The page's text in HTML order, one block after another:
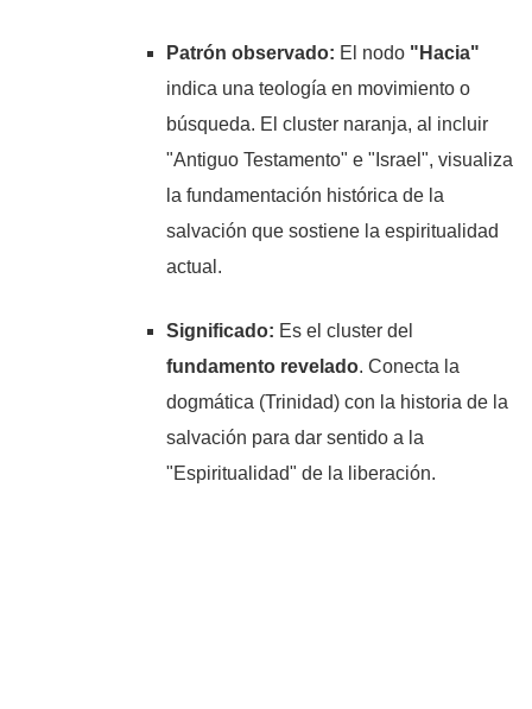
Patrón observado: El nodo "Hacia"
indica una teología en movimiento o
búsqueda. El cluster naranja, al incluir
"Antiguo Testamento" e "Israel", visualiza
la fundamentación histórica de la
salvación que sostiene la espiritualidad
actual.
Significado: Es el cluster del
fundamento revelado. Conecta la
dogmática (Trinidad) con la historia de la
salvación para dar sentido a la
"Espiritualidad" de la liberación.